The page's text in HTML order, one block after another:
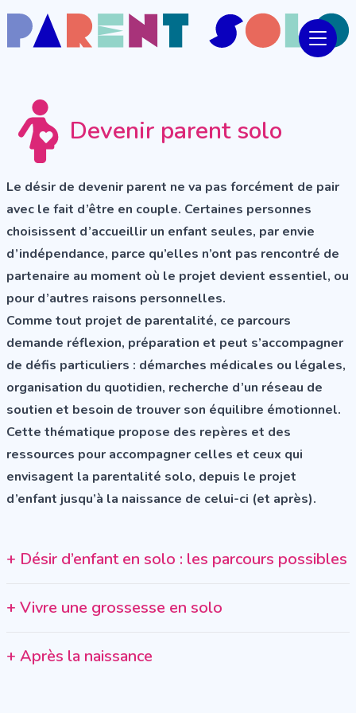
Devenir parent solo
Le désir de devenir parent ne va pas forcément de pair
avec le fait d’être en couple. Certaines personnes
choisissent d’accueillir un enfant seules, par envie
d’indépendance, parce qu’elles n’ont pas rencontré de
partenaire au moment où le projet devient essentiel, ou
pour d’autres raisons personnelles.
Comme tout projet de parentalité, ce parcours
demande réflexion, préparation et peut s’accompagner
de défis particuliers : démarches médicales ou légales,
organisation du quotidien, recherche d’un réseau de
soutien et besoin de trouver son équilibre émotionnel.
Cette thématique propose des repères et des
ressources pour accompagner celles et ceux qui
envisagent la parentalité solo, depuis le projet
d’enfant jusqu’à la naissance de celui-ci (et après).
+ Désir d’enfant en solo : les parcours possibles
+ Vivre une grossesse en solo
+ Après la naissance